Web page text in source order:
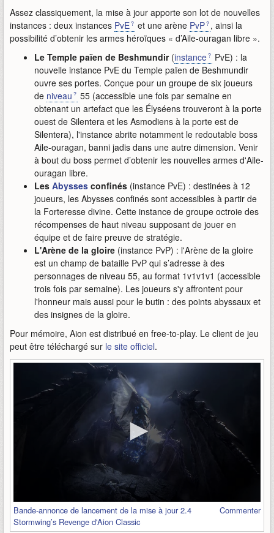
Assez classiquement, la mise à jour apporte son lot de nouvelles
instances : deux instances PvE et une arène PvP , ainsi la
possibilité d’obtenir les armes héroïques « d’Aile-ouragan libre ».
Le Temple païen de Beshmundir(instance
PvE) : la
nouvelle instance PvE du Temple païen de Beshmundir
ouvre ses portes. Conçue pour un groupe de six joueurs
de niveau
55 (accessible une fois par semaine en
obtenant un artefact que les Élyséens trouveront à la porte
ouest de Silentera et les Asmodiens à la porte est de
Silentera), l'instance abrite notamment le redoutable boss
Aile-ouragan, banni jadis dans une autre dimension. Venir
à bout du boss permet d’obtenir les nouvelles armes d'Aile-
ouragan libre.
Les Abysses confinés (instance PvE) : destinées à 12
joueurs, les Abysses confinés sont accessibles à partir de
la Forteresse divine. Cette instance de groupe octroie des
récompenses de haut niveau supposant de jouer en
équipe et de faire preuve de stratégie.
L'Arène de la gloire (instance PvP) : l'Arène de la gloire
est un champ de bataille PvP qui s’adresse à des
personnages de niveau 55, au format 1v1v1v1 (accessible
trois fois par semaine). Les joueurs s'y affrontent pour
l'honneur mais aussi pour le butin : des points abyssaux et
des insignes de la gloire.
Pour mémoire, Aion est distribué en free-to-play. Le client de jeu
peut être téléchargé sur le site officiel.
Commenter
Bande-annonce de lancement de la mise à jour 2.4
Stormwing’s Revenge d'Aion Classic